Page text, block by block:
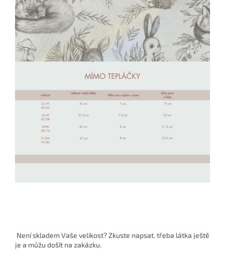
Není skladem Vaše velikost? Zkuste napsat. třeba látka ještě
je a můžu došít na zakázku.